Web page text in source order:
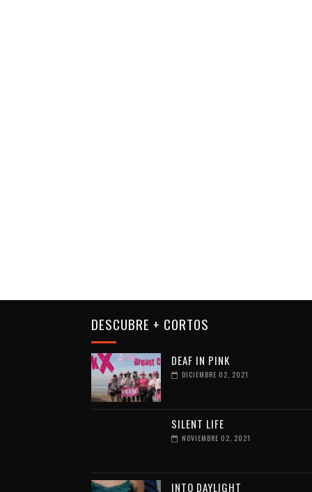
DESCUBRE + CORTOS
DEAF IN PINK
DICIEMBRE 02, 2021
SILENT LIFE
NOVIEMBRE 02, 2021
INTO DAYLIGHT